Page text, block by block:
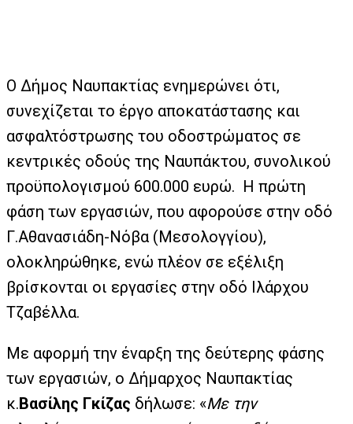
Ο Δήμος Ναυπακτίας ενημερώνει ότι,
συνεχίζεται το έργο αποκατάστασης και
ασφαλτόστρωσης του οδοστρώματος σε
κεντρικές οδούς της Ναυπάκτου, συνολικού
προϋπολογισμού 600.000 ευρώ. Η πρώτη
φάση των εργασιών, που αφορούσε στην οδό
Γ.Αθανασιάδη-Νόβα (Μεσολογγίου),
ολοκληρώθηκε, ενώ πλέον σε εξέλιξη
βρίσκονται οι εργασίες στην οδό Ιλάρχου
Τζαβέλλα.
Με αφορμή την έναρξη της δεύτερης φάσης
των εργασιών, ο Δήμαρχος Ναυπακτίας
κ.Βασίλης Γκίζας δήλωσε: «Με την